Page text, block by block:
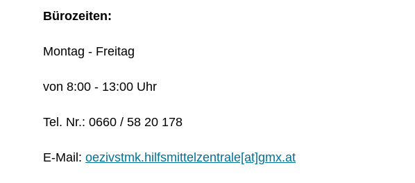
Bürozeiten:
Montag - Freitag
von 8:00 - 13:00 Uhr
Tel. Nr.: 0660 / 58 20 178
E-Mail: oezivstmk.hilfsmittelzentrale[at]gmx.at